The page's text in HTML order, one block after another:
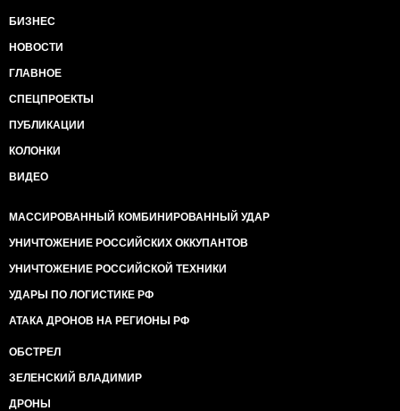
БИЗНЕС
НОВОСТИ
ГЛАВНОЕ
СПЕЦПРОЕКТЫ
ПУБЛИКАЦИИ
КОЛОНКИ
ВИДЕО
МАССИРОВАННЫЙ КОМБИНИРОВАННЫЙ УДАР
УНИЧТОЖЕНИЕ РОССИЙСКИХ ОККУПАНТОВ
УНИЧТОЖЕНИЕ РОССИЙСКОЙ ТЕХНИКИ
УДАРЫ ПО ЛОГИСТИКЕ РФ
АТАКА ДРОНОВ НА РЕГИОНЫ РФ
ОБСТРЕЛ
ЗЕЛЕНСКИЙ ВЛАДИМИР
ДРОНЫ